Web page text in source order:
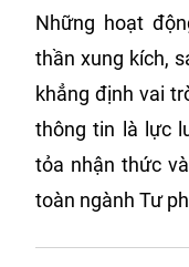
Những hoạt
thần xung kích,
khẳng định vai
thông tin là lực
tỏa nhận thức
toàn ngành Tư